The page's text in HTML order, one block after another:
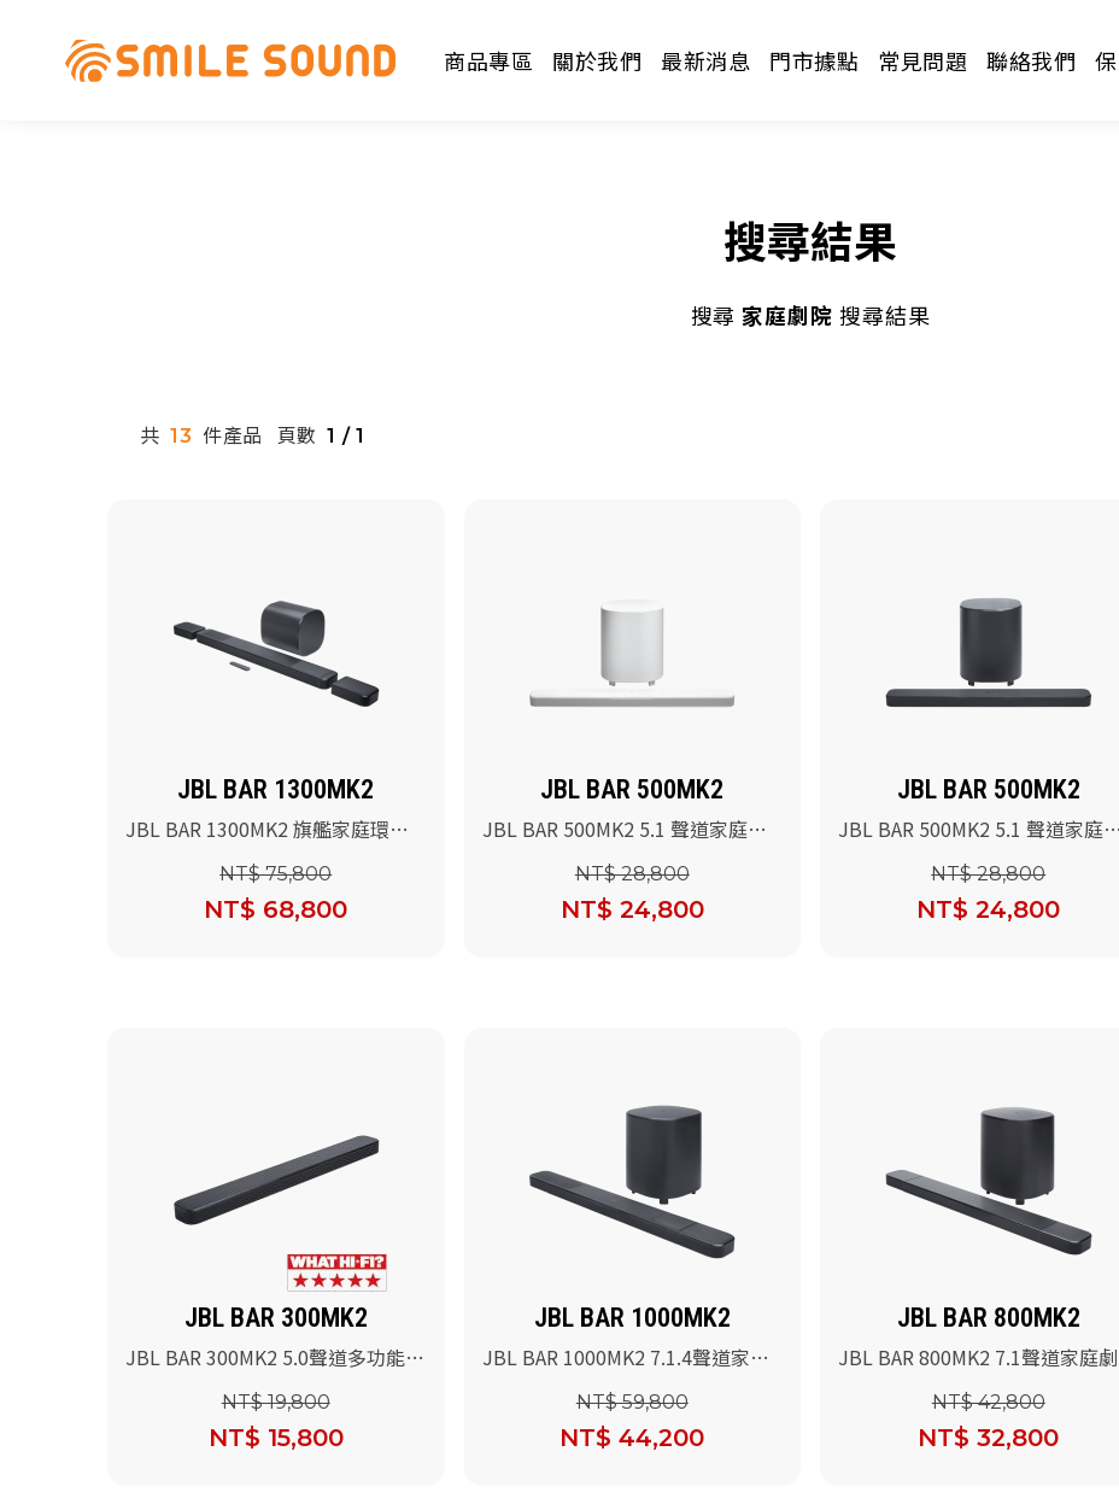
商品專區 關於我們 最新消息 門市據點 常見問題 聯絡我們
搜尋結果
搜尋 家庭劇院 搜尋結果
共 13 件產品 頁數 1 / 1
JBL BAR 1300MK2
JBL BAR 1300MK2 旗艦家庭環繞
NT$ 75,800
NT$ 68,800
JBL BAR 500MK2
JBL BAR 500MK2 5.1 聲道家庭劇
NT$ 28,800
NT$ 24,800
JBL BAR 500MK2
JBL BAR 500MK2 5.1 聲道家庭劇
NT$ 28,800
NT$ 24,800
JBL BAR 300MK2
JBL BAR 300MK2 5.0聲道多功能條
NT$ 19,800
NT$ 15,800
JBL BAR 1000MK2
JBL BAR 1000MK2 7.1.4聲道家庭
NT$ 59,800
NT$ 44,200
JBL BAR 800MK2
JBL BAR 800MK2 7.1聲道家庭
NT$ 42,800
NT$ 32,800